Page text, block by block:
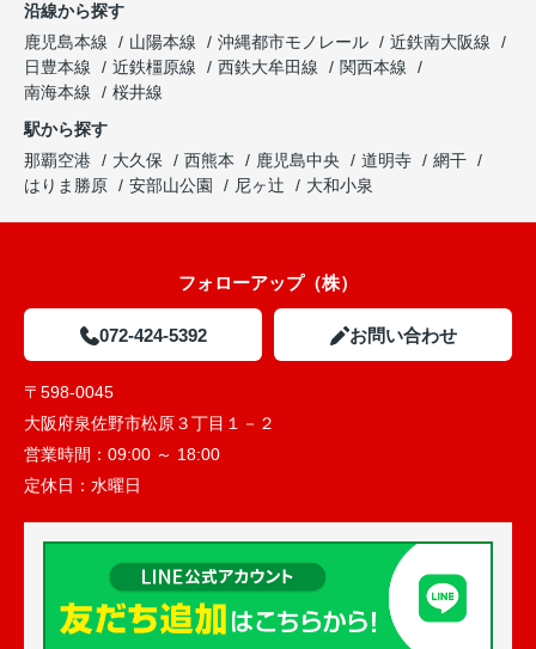
沿線から探す
鹿児島本線
山陽本線 沖縄都市モノレール
近鉄南大阪線
日豊本線
近鉄橿原線 西鉄大牟田線
関西本線
南海本線
桜井線
駅から探す
那覇空港
大久保 西熊本 鹿児島中央 道明寺
網干
はりま勝原
安部山公園 尼ヶ辻 大和小泉
フォローアップ（株）
072-424-5392 お問い合わせ
〒598-0045
大阪府泉佐野市松原３丁目１－２
営業時間： 09:00 ～ 18:00
定休日： 水曜日